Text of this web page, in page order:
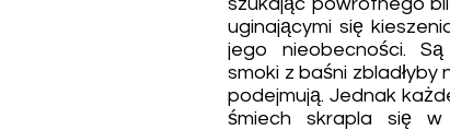
uginającymi się
jego nieobecności. Są
smoki z baśni
podejmują. Jednak
śmiech skrapla się w